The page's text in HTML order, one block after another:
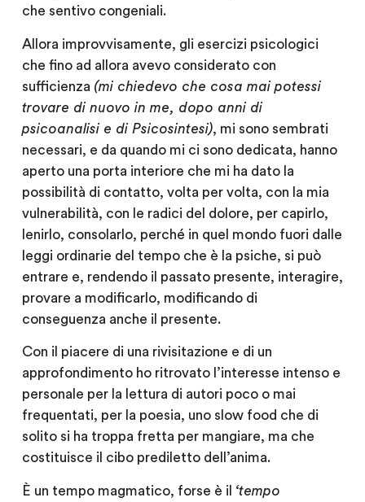
che sentivo congeniali.
Allora improvvisamente, gli esercizi psicologici
che fino ad allora avevo considerato con
sufficienza (mi chiedevo che cosa mai potessi
trovare di nuovo in me, dopo anni di
psicoanalisi e di Psicosintesi), mi sono sembrati
necessari, e da quando mi ci sono dedicata, hanno
aperto una porta interiore che mi ha dato la
possibilità di contatto, volta per volta, con la mia
vulnerabilità, con le radici del dolore, per capirlo,
lenirlo, consolarlo, perché in quel mondo fuori dalle
leggi ordinarie del tempo che è la psiche, si può
entrare e, rendendo il passato presente, interagire,
provare a modificarlo, modificando di
conseguenza anche il presente.
Con il piacere di una rivisitazione e di un
approfondimento ho ritrovato l’interesse intenso e
personale per la lettura di autori poco o mai
frequentati, per la poesia, uno slow food che di
solito si ha troppa fretta per mangiare, ma che
costituisce il cibo prediletto dell’anima.
È un tempo magmatico, forse è il ‘tempo